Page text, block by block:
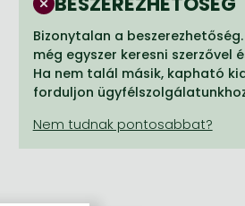
Bizonytalan a beszerezhetőség.
még egyszer keresni szerzővel
Ha nem talál másik, kapható
forduljon